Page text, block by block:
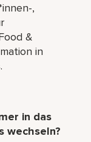
,
&
in
in das
wechseln?